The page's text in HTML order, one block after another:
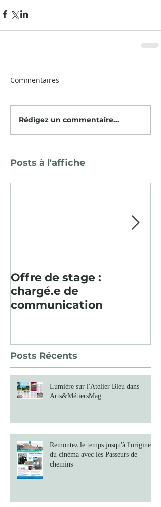
Commentaires
Rédigez un commentaire...
Posts à l'affiche
Offre de stage :
chargé.e de
communication
Posts Récents
Lumière sur l'Atelier Bleu dans
Arts&MétiersMag
Remontez le temps jusqu'à l'origine
du cinéma avec les Passeurs de
chemins